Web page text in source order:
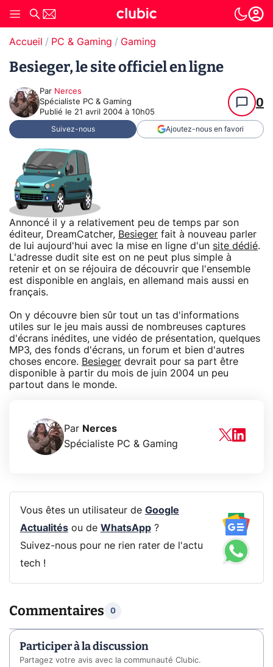
Accueil PC & Gaming Gaming
Besieger, le site officiel en ligne
Par Nerces
Spécialiste PC & Gaming
Publié le 21 avril 2004 à 10h05
0
Suivez-nous Ajoutez-nous en favori
Annoncé il y a relativement peu de temps par son
éditeur, DreamCatcher, Besieger fait à nouveau parler
de lui aujourd'hui avec la mise en ligne d'un site dédié.
L'adresse dudit site est on ne peut plus simple à
retenir et on se réjouira de découvrir que l'ensemble
est disponible en anglais, en allemand mais aussi en
français.
On y découvre bien sûr tout un tas d'informations
utiles sur le jeu mais aussi de nombreuses captures
d'écrans inédites, une vidéo de présentation, quelques
MP3, des fonds d'écrans, un forum et bien d'autres
choses encore. Besieger devrait pour sa part être
disponible à partir du mois de juin 2004 un peu
partout dans le monde.
Par Nerces
Spécialiste PC & Gaming
Vous êtes un utilisateur de Google
Actualitésou de WhatsApp?
Suivez-nous pour ne rien rater de l'actu
tech !
Commentaires 0
Participer à la discussion
Partagez votre avis avec la communauté Clubic.